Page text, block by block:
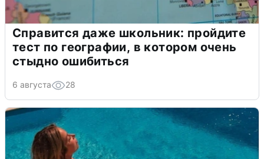
Справится даже школьник: пройдите
тест по географии, в котором очень
стыдно ошибиться
6 августа 28